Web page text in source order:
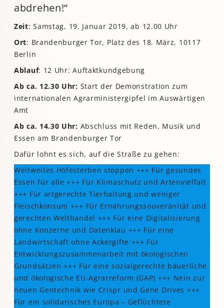
abdrehen!“
Zeit: Samstag, 19. Januar 2019, ab 12.00 Uhr
Ort: Brandenburger Tor, Platz des 18. März, 10117
Berlin
Ablauf: 12 Uhr: Auftaktkundgebung
Ab ca. 12.30 Uhr: Start der Demonstration zum
internationalen Agrarministergipfel im Auswärtigen
Amt
Ab ca. 14.30 Uhr: Abschluss mit Reden, Musik und
Essen am Brandenburger Tor
Dafür lohnt es sich, auf die Straße zu gehen:
Weltweites Höfesterben stoppen +++ Für gesundes
Essen für alle +++ Für Klimaschutz und Artenvielfalt
+++ Für artgerechte Tierhaltung und weniger
Fleischkonsum +++ Für Ernährungssouveränität und
gerechten Welthandel +++ Für eine Digitalisierung
ohne Konzerne und Datenklau +++ Für eine
Landwirtschaft ohne Ackergifte +++ Für
Entwicklungszusammenarbeit mit ökologischen
Grundsätzen +++ Für eine sozialgerechte bäuerliche
und ökologische EU-Agrarreform (GAP) +++ Nein zur
neuen Gentechnik wie Crispr und Gene Drives +++
Für ein solidarisches Europa – Geflüchtete